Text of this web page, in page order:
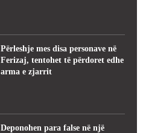
Përleshje mes disa personave në
Ferizaj, tentohet të përdoret edhe
arma e zjarrit
Deponohen para false në një